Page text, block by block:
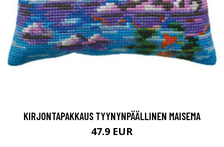
KIRJONTAPAKKAUS TYYNYNPÄÄLLINEN MAISEMA
47.9 EUR